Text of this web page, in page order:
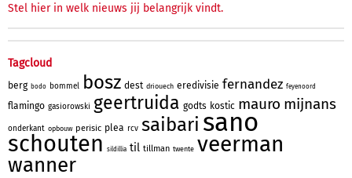
Stel hier in welk nieuws jij belangrijk vindt.
Tagcloud
berg bodo bommel bosz dest driouech eredivisie fernandez feyenoord
flamingo gasiorowski geertruida godts kostic mauro mijnans
onderkant opbouw perisic plea rcv saibari sano
schouten sildillia til tillman twente veerman
wanner